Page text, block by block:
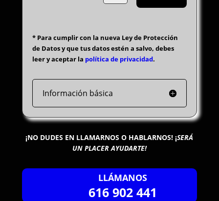
* Para cumplir con la nueva Ley de Protección
de Datos y que tus datos estén a salvo, debes
leer y aceptar la política de privacidad.
Información básica
¡NO DUDES EN LLAMARNOS O HABLARNOS!¡SERÁ
UN PLACER AYUDARTE!
LLÁMANOS
616 902 441